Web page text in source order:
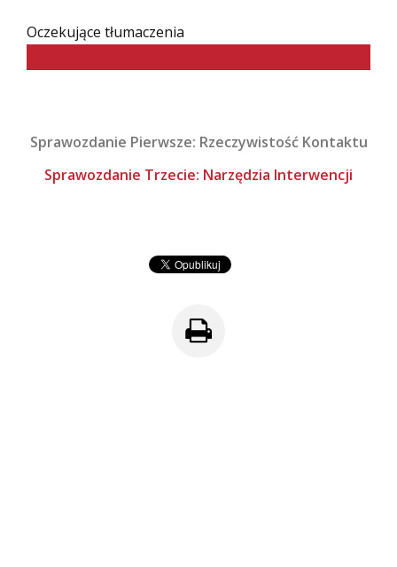
Oczekujące tłumaczenia
Sprawozdanie Pierwsze: Rzeczywistość Kontaktu
Sprawozdanie Trzecie: Narzędzia Interwencji